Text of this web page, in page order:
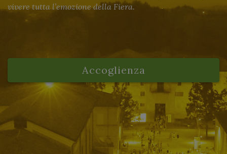
vivere tutta l’emozione della Fiera.
Accoglienza